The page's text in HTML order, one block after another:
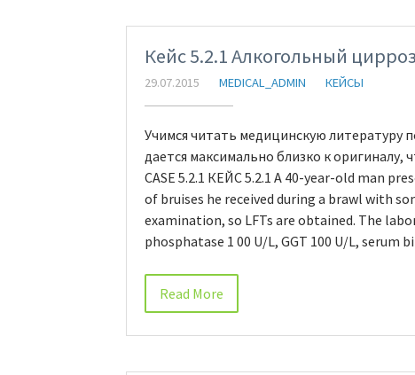
Кейс 5.2.1 Алкогольный цирроз
29.07.2015 MEDICAL_ADMIN КЕЙСЫ
Учимся читать медицинскую литературу
дается максимально близко к
CASE 5.2.1 КЕЙС 5.2.1 A 40-year-old man
of bruises he received during a brawl with
examination, so LFTs are obtained. The
phosphatase 1 00 U/L, GGT 100 U/L, serum
Read More